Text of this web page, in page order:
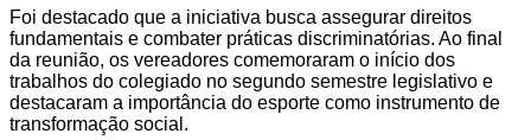
Foi destacado que a iniciativa busca assegurar direitos
fundamentais e combater práticas discriminatórias. Ao final
da reunião, os vereadores comemoraram o início dos
trabalhos do colegiado no segundo semestre legislativo e
destacaram a importância do esporte como instrumento de
transformação social.